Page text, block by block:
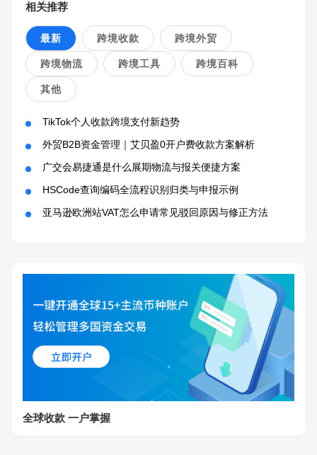
相关推荐
最新 跨境收款 跨境外贸
跨境物流 跨境工具 跨境百科
其他
TikTok个人收款跨境支付新趋势
外贸B2B资金管理｜艾贝盈0开户费收款方案解析
广交会易捷通是什么展期物流与报关便捷方案
HSCode查询编码全流程识别归类与申报示例
亚马逊欧洲站VAT怎么申请常见驳回原因与修正方法
全球收款 一户掌握